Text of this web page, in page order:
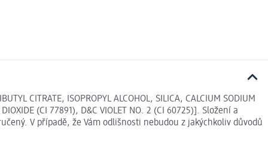
CITRATE, ISOPROPYL ALCOHOL, SILICA, CALCIUM SODIUM
(CI 77891), D&C VIOLET NO. 2 (CI 60725)]. Složení a
V případě, že Vám odlišnosti nebudou z jakýchkoliv důvodů